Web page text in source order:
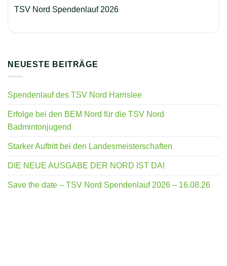
TSV Nord Spendenlauf 2026
NEUESTE BEITRÄGE
Spendenlauf des TSV Nord Harrislee
Erfolge bei den BEM Nord für die TSV Nord
Badmintonjugend
Starker Auftritt bei den Landesmeisterschaften
DIE NEUE AUSGABE DER NORD IST DA!
Save the date – TSV Nord Spendenlauf 2026 – 16.08.26